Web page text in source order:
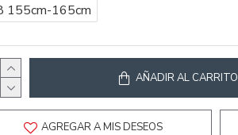
155cm-165cm
AÑADIR AL CARRITO
AGREGAR A MIS DESEOS